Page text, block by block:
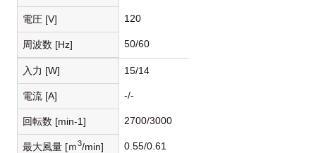
電圧 [V] 120
周波数 [Hz] 50/60
入力 [W] 15/14
電流 [A] -/-
回転数 [min-1] 2700/3000
最大風量 [ｍ3/min] 0.55/0.61